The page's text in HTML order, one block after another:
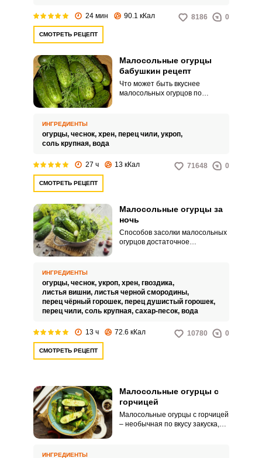
24 мин 90.1 кКал 8186 0
СМОТРЕТЬ РЕЦЕПТ
Малосольные огурцы
бабушкин рецепт
Что может быть вкуснее
малосольных огурцов по
размера.
ИНГРЕДИЕНТЫ
огурцы, чеснок, хрен, перец чили, укроп,
соль крупная, вода
27 ч 13 кКал 71648 0
СМОТРЕТЬ РЕЦЕПТ
Малосольные огурцы за
ночь
Способов засолки малосольных
огурцов достаточное
Малосольные огурчики готовят с
домашних небольших плодов.
ИНГРЕДИЕНТЫ
огурцы, чеснок, укроп, хрен, гвоздика,
листья вишни, листья черной смородины,
перец чёрный горошек, перец душистый горошек,
перец чили, соль крупная, сахар-песок, вода
13 ч 72.6 кКал 10780 0
СМОТРЕТЬ РЕЦЕПТ
Малосольные огурцы с
горчицей
Малосольные огурцы с горчицей
– необычная по вкусу закуска,
ИНГРЕДИЕНТЫ